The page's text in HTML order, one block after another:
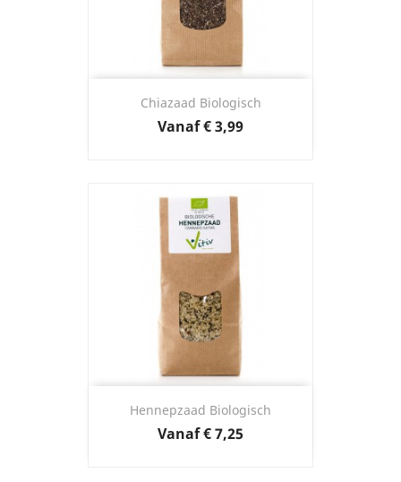
Chiazaad Biologisch
VanafPrijs
€ 3,99
Hennepzaad Biologisch
VanafPrijs
€ 7,25